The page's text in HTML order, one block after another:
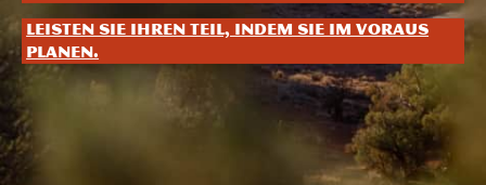
Leisten Sie Ihren Teil, indem Sie im Voraus
planen.